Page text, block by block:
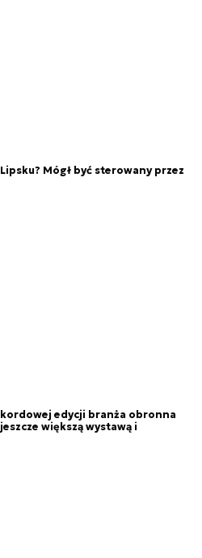
Mógł być sterowany przez
edycji branża obronna
większą wystawą i